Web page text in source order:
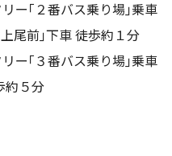
ー｢２番バス乗り場｣乗車
尾前｣下車 徒歩約１分
ー｢３番バス乗り場｣乗車
約５分